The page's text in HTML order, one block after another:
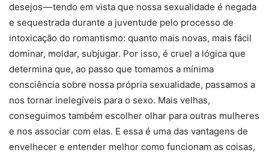
desejos — tendo em vista que nossa sexualidade é negada
e sequestrada durante a juventude pelo processo de
intoxicação do romantismo: quanto mais novas, mais fácil
dominar, moldar, subjugar. Por isso, é cruel a lógica que
determina que, ao passo que tomamos a mínima
consciência sobre nossa própria sexualidade, passamos a
nos tornar inelegíveis para o sexo. Mais velhas,
conseguimos também escolher olhar para outras mulheres
e nos associar com elas. E essa é uma das vantagens de
envelhecer e entender melhor como funcionam as coisas,